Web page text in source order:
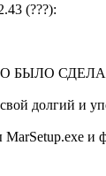
(???):
долгий и